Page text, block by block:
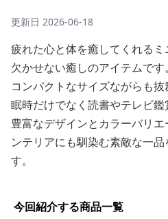
更新日 2026-06-18
疲れた心と体を癒してくれる
欠かせない癒しのアイテムです。
コンパクトなサイズながらも
眠時だけでなく読書やテレビ鑑
豊富なデザインとカラーバリ
ンテリアにも馴染む素敵な一
す。
今回紹介する商品一覧